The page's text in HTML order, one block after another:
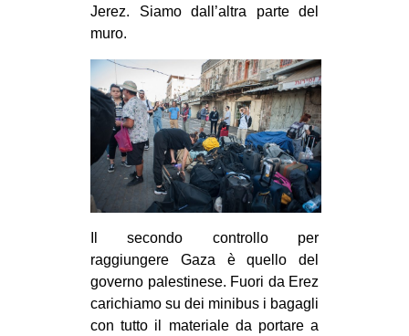
tw
bsky
ms
SEARCH
Jerez. Siamo dall’altra parte del
muro.
Il secondo controllo per
raggiungere Gaza è quello del
governo palestinese. Fuori da Erez
carichiamo su dei minibus i bagagli
con tutto il materiale da portare a